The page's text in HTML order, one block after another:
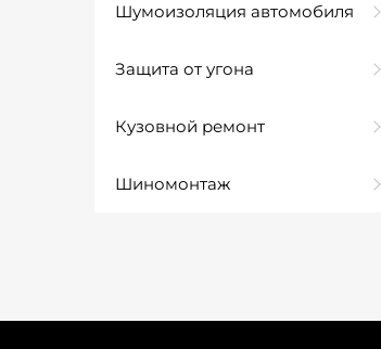
Шумоизоляция автомобиля
Защита от угона
Кузовной ремонт
Шиномонтаж